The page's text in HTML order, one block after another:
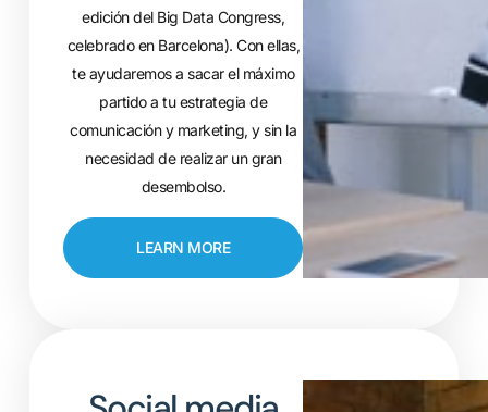
edición del Big Data Congress,
celebrado en Barcelona). Con ellas,
te ayudaremos a sacar el máximo
partido a tu estrategia de
comunicación y marketing, y sin la
necesidad de realizar un gran
desembolso.
LEARN MORE